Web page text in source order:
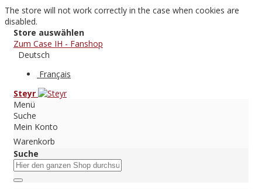
The store will not work correctly in the case when cookies are
disabled.
Store auswählen
Zum Case IH - Fanshop
Deutsch
Français
Steyr
Menü
Suche
Mein Konto
Warenkorb
Suche